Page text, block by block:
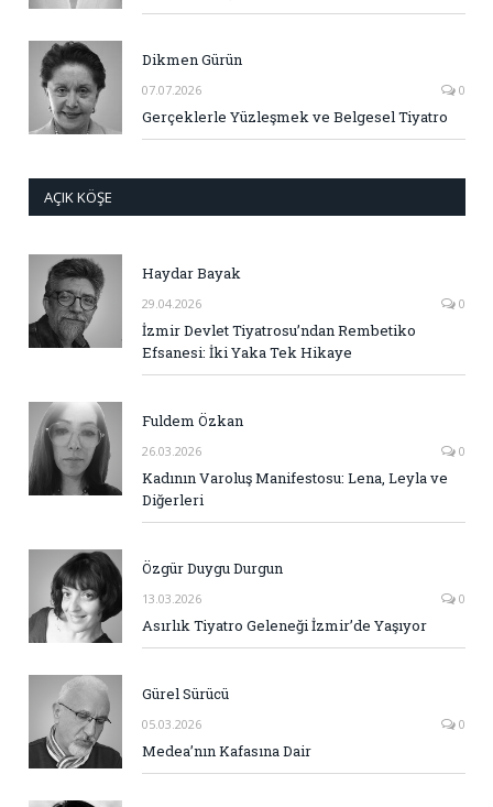
Dikmen Gürün
07.07.2026 0
Gerçeklerle Yüzleşmek ve Belgesel Tiyatro
AÇIK KÖŞE
Haydar Bayak
29.04.2026 0
İzmir Devlet Tiyatrosu’ndan Rembetiko
Efsanesi: İki Yaka Tek Hikaye
Fuldem Özkan
26.03.2026 0
Kadının Varoluş Manifestosu: Lena, Leyla ve
Diğerleri
Özgür Duygu Durgun
13.03.2026 0
Asırlık Tiyatro Geleneği İzmir’de Yaşıyor
Gürel Sürücü
05.03.2026 0
Medea’nın Kafasına Dair